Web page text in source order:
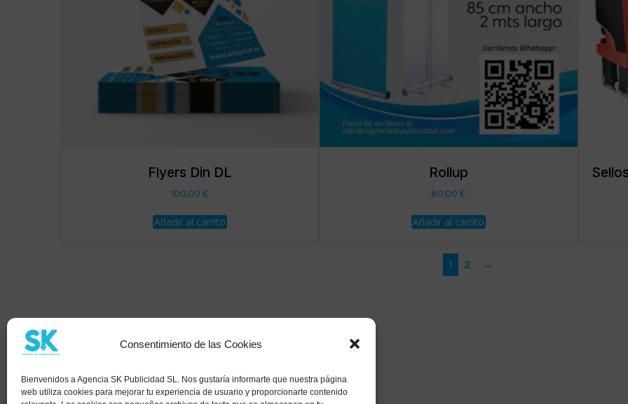
Consentimiento de las Cookies
Bienvenidos a Agencia SK Publicidad SL. Nos gustaría informarte que nuestra página
web utiliza cookies para mejorar tu experiencia de usuario y proporcionarte contenido
Flyers Din DL
100,00€
Añadir al carrito
Rollup
80,00€
Añadir al carrito
1 2 →